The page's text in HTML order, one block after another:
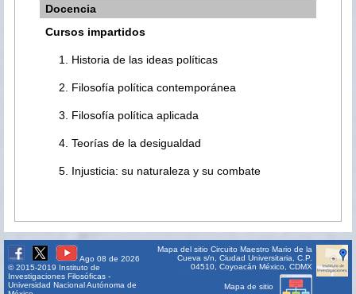
Docencia
Cursos impartidos
Historia de las ideas políticas
Filosofía política contemporánea
Filosofía política aplicada
Teorías de la desigualdad
Injusticia: su naturaleza y su combate
Ago 08 de 2026
© 2015-2019 Instituto de
Investigaciones Filosóficas -
Universidad Nacional Autónoma de
Mapa del sitio Circuito Maestro Mario de la
Cueva s/n, Ciudad Universitaria, C.P.
04510, Coyoacán México, CDMX
Mapa de sitio